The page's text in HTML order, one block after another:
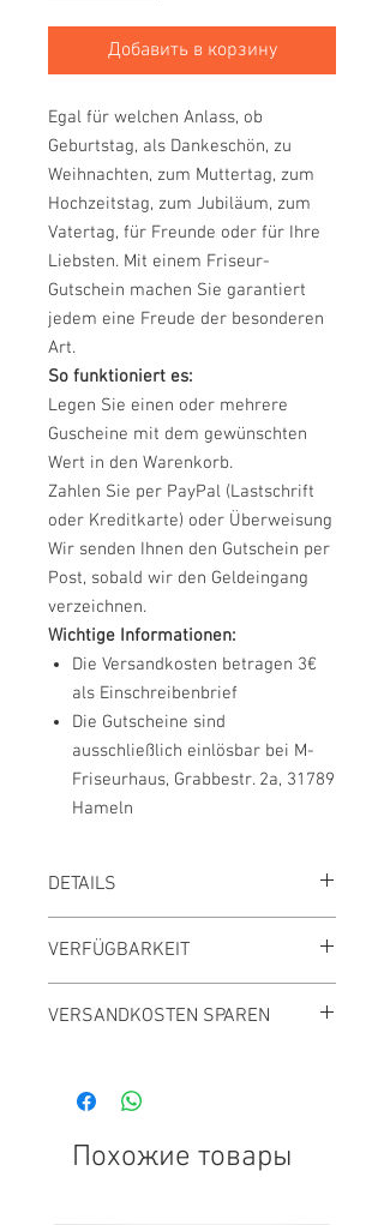
Добавить в корзину
Egal für welchen Anlass, ob
Geburtstag, als Dankeschön, zu
Weihnachten, zum Muttertag, zum
Hochzeitstag, zum Jubiläum, zum
Vatertag, für Freunde oder für Ihre
Liebsten. Mit einem Friseur-
Gutschein machen Sie garantiert
jedem eine Freude der besonderen
Art.
So funktioniert es:
Legen Sie einen oder mehrere
Guscheine mit dem gewünschten
Wert in den Warenkorb.
Zahlen Sie per PayPal (Lastschrift
oder Kreditkarte) oder Überweisung
Wir senden Ihnen den Gutschein per
Post, sobald wir den Geldeingang
verzeichnen.
Wichtige Informationen:
Die Versandkosten betragen 3€
als Einschreibenbrief
Die Gutscheine sind
ausschließlich einlösbar bei M-
Friseurhaus, Grabbestr. 2a, 31789
Hameln
DETAILS
VERFÜGBARKEIT
VERSANDKOSTEN SPAREN
Gesamtbestellwert
Похожие товары